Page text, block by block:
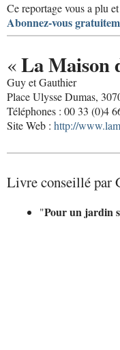
Ce reportage vous a plu
Abonnez-vous
«La Maison
Guy et Gauthier
Place Ulysse Dumas,
Téléphones : 00 33 (0)4
Site Web : http://
Livre conseillé par
"Pour un jardin